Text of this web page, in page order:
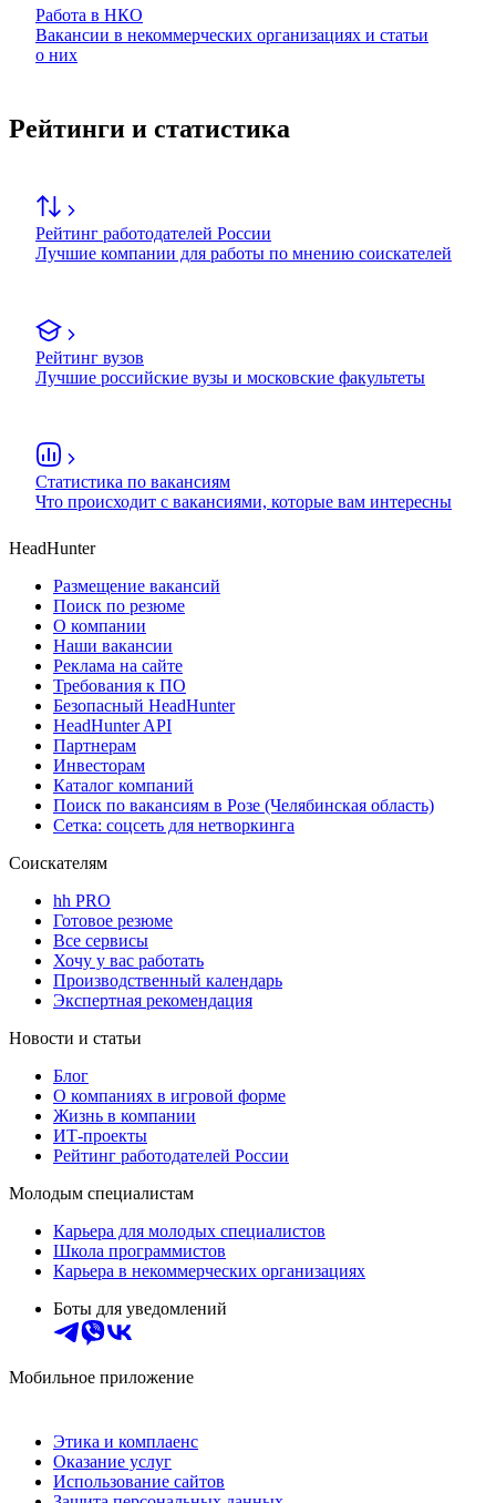
Работа в НКО
Вакансии в некоммерческих организациях и статьи
о них
Рейтинги и статистика
Рейтинг работодателей России
Лучшие компании для работы по мнению соискателей
Рейтинг вузов
Лучшие российские вузы и московские факультеты
Статистика по вакансиям
Что происходит с вакансиями, которые вам интересны
HeadHunter
Размещение вакансий
Поиск по резюме
О компании
Наши вакансии
Реклама на сайте
Требования к ПО
Безопасный HeadHunter
HeadHunter API
Партнерам
Инвесторам
Каталог компаний
Поиск по вакансиям в Розе (Челябинская область)
Сетка: соцсеть для нетворкинга
Соискателям
hh PRO
Готовое резюме
Все сервисы
Хочу у вас работать
Производственный календарь
Экспертная рекомендация
Новости и статьи
Блог
О компаниях в игровой форме
Жизнь в компании
ИТ-проекты
Рейтинг работодателей России
Молодым специалистам
Карьера для молодых специалистов
Школа программистов
Карьера в некоммерческих организациях
Боты для уведомлений
Мобильное приложение
Этика и комплаенс
Оказание услуг
Использование сайтов